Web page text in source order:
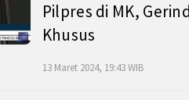
Pilpres di MK,
Khusus
13 Maret 2024, 19:43 WIB